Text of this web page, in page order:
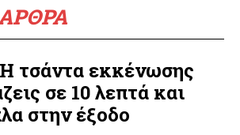
τσάντα εκκένωσης
σε 10 λεπτά και
στην έξοδο